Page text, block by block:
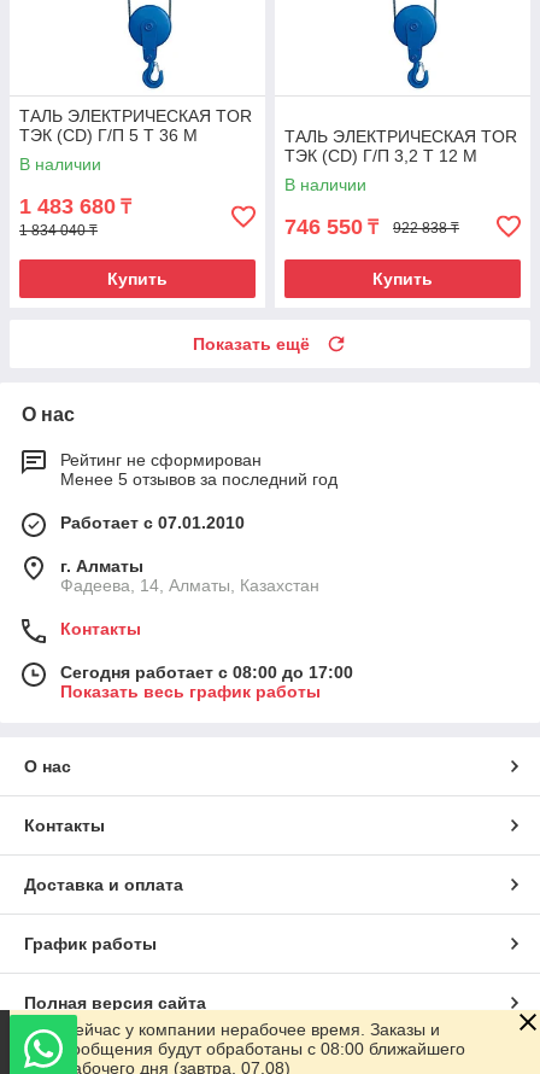
ТАЛЬ ЭЛЕКТРИЧЕСКАЯ TOR
ТЭК (CD) Г/П 5 Т 36 М
В наличии
1 483 680 ₸
1 834 040 ₸
Купить
ТАЛЬ ЭЛЕКТРИЧЕСКАЯ TOR
ТЭК (CD) Г/П 3,2 Т 12 М
В наличии
746 550 ₸ 922 838 ₸
Купить
Показать ещё
О нас
Рейтинг не сформирован
Менее 5 отзывов за последний год
Работает с 07.01.2010
г. Алматы
Фадеева, 14, Алматы, Казахстан
Контакты
Сегодня работает с 08:00 до 17:00
Показать весь график работы
О нас
Контакты
Доставка и оплата
График работы
Полная версия сайта
Сайт создан на маркетплейсеSatu.kz
Сейчас у компании нерабочее время. Заказы и
сообщения будут обработаны с 08:00 ближайшего
рабочего дня (завтра, 07.08)